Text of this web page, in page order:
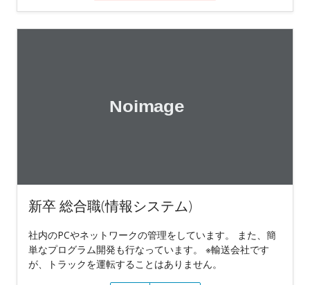
新卒 総合職(情報システム)
社内のPCやネットワークの管理をしています。 また、簡
単なプログラム開発も行なっています。 ※輸送会社です
が、トラックを運転することはありません。